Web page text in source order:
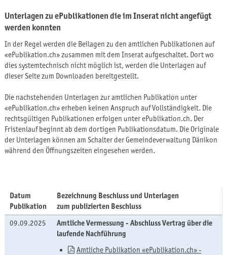
Unterlagen zu ePublikationen die im Inserat nicht angefügt
werden konnten
In der Regel werden die Beilagen zu den amtlichen Publikationen auf
«ePublikation.ch» zusammen mit dem Inserat aufgeschaltet. Dort wo
dies systemtechnisch nicht möglich ist, werden die Unterlagen auf
dieser Seite zum Downloaden bereitgestellt.
Die nachstehenden Unterlagen zur amtlichen Publikation unter
«ePublikation.ch» erheben keinen Anspruch auf Vollständigkeit. Die
rechtsgültigen Publikationen erfolgen unter ePublikation.ch. Der
Fristenlauf beginnt ab dem dortigen Publikationsdatum. Die Originale
der Unterlagen können am Schalter der Gemeindeverwaltung Dänikon
während den Öffnungszeiten eingesehen werden.
Datum
Publikation
Bezeichnung Beschluss und Unterlagen
zum publizierten Beschluss
09.09.2025
Amtliche Vermessung - Abschluss Vertrag über die
laufende Nachführung
Amtliche Publikation «ePublikation.ch» -